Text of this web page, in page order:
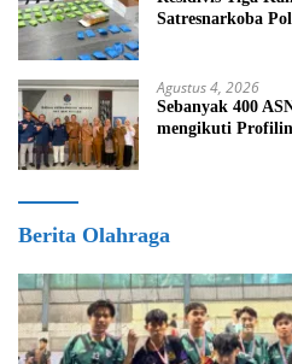
Satresnarkoba
Agustus 4, 2026
Sebanyak 400
mengikuti
Berita Olahraga